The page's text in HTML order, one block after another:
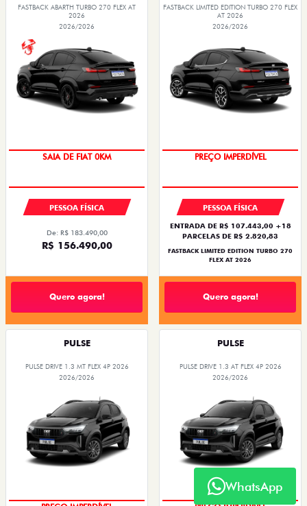
De: R$ 97.990,00
R$ 74.390,00
De: R$ 109.990,00
R$ 79.990,00
PULSE DRIVE 1.3 AT FLEX 4P 2026
2026/2026
CONDIÇÃO IMPERDÍVEL
TAXISTA
De: R$ 115.990,00
R$ 86.290,00
Quero agora!
FASTBACK
FASTBACK TURBO 200 FLEX AT 2026
2026/2026
PACK SMART
MOTORISTAS DE
ENTRADA A PARTIR DE 0% + 72X DE
R$ 2.460,00
FASTBACK TURBO 200 FLEX AT 2026
Quero agora!
WhatsApp